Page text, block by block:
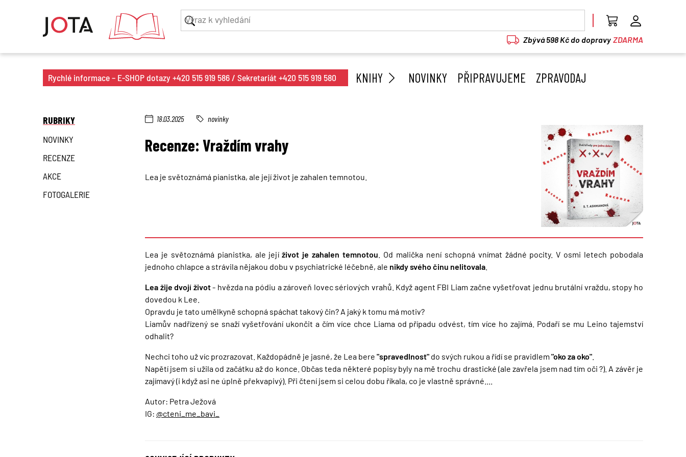
Zbývá 598 Kč do dopravy ZDARMA
Rychlé informace – E-SHOP dotazy +420 515 919 586 / Sekretariát +420 515 919 580 KNIHY NOVINKY PŘIPRAVUJEME ZPRAVODAJ
RUBRIKY
NOVINKY
RECENZE
AKCE
FOTOGALERIE
18.03.2025 novinky
Recenze: Vraždím vrahy
Lea je světoznámá pianistka, ale její život je zahalen temnotou.
Lea je světoznámá pianistka, ale jejíživot je zahalen temnotou . Od malička není schopná vnímat žádné pocity. V osmi letech pobodala
jednoho chlapce a strávila nějakou dobu v psychiatrické léčebně, ale nikdy svého činu nelitovala
Lea žije dvojí život- hvězda na pódiu a zároveň lovec sériových vrahů. Když agent FBI Liam začne vyšetřovat jednu brutální vraždu, stopy ho
dovedou k Lee.
Opravdu je tato umělkyně schopná spáchat takový čin? A jaký k tomu má motiv?
Liamův nadřízený se snaží vyšetřování ukončit a čím více chce Liama od případu odvést, tím více ho zajímá. Podaří se mu Leino tajemství
odhalit?
Nechci toho už víc prozrazovat. Každopádně je jasné, že Lea bere "spravedlnost" do svých rukou a řídí se pravidlem "oko za oko"
Napětí jsem si užila od začátku až do konce. Občas teda některé popisy byly na mě trochu drastické (ale zavřela jsem nad tím oči ?). A závěr je
zajímavý (i když asi ne úplně překvapivý). Při čtení jsem si celou dobu říkala, co je vlastně správné....
Autor: Petra Ježová
IG: @cteni_me_bavi_